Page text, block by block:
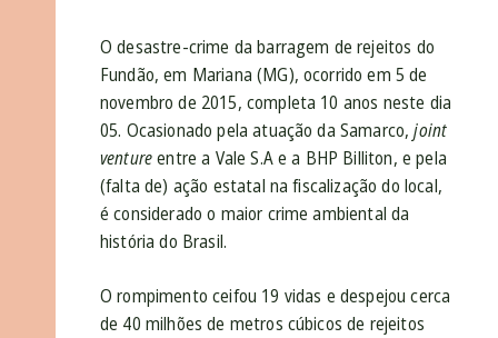
O desastre-crime da barragem de rejeitos do
Fundão, em Mariana (MG), ocorrido em 5 de
novembro de 2015, completa 10 anos neste dia
05. Ocasionado pela atuação da Samarco,joint
ventureentre a Vale S.A e a BHP Billiton, e pela
(falta de) ação estatal na fiscalização do local,
é considerado o maior crime ambiental da
história do Brasil.
O rompimento ceifou 19 vidas e despejou cerca
de 40 milhões de metros cúbicos de rejeitos